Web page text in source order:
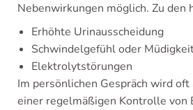
Nebenwirkungen möglich. Zu den
Erhöhte Urinausscheidung
Schwindelgefühl oder
Elektrolytstörungen
Im persönlichen Gespräch wird
einer regelmäßigen Kontrolle von